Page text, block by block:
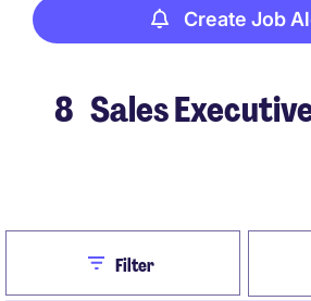
Create Job
8 Sales
CloseFilter